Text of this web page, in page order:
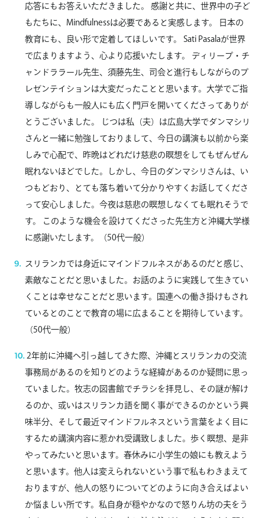
応答にもお答えいただきました。 感謝と共に、世界中の子ど
もたちに、Mindfulnessは必要であると実感します。 日本の
教育にも、良い形で定着してほしいです。 Sati Pasalaが世界
で広まりますよう、心より応援いたします。 ディリープ・チ
ャンドララール先生、須藤先生、司会と進行もしながらのプ
レゼンテイションは大変だったことと思います。大学でご指
導しながらも一般人にも広く門戸を開いてくださってありが
とうございました。 じつは私（夫）は広島大学でダンマシリ
さんと一緒に勉強しておりまして、今日の講演も以前から楽
しみで心配で、昨晩はどれだけ慈悲の瞑想をしてもぜんぜん
眠れないほどでした。しかし、今日のダンマシリさんは、い
つもどおり、とても落ち着いて分かりやすくお話してくださ
って安心しました。今夜は慈悲の瞑想しなくても眠れそうで
す。 このような機会を設けてくださった先生方と沖縄大学様
に感謝いたします。（50代一般）
スリランカでは身近にマインドフルネスがあるのだと感じ、
素敵なことだと思いました。お話のように実践して生きてい
くことは幸せなことだと思います。国連への働き掛けもされ
ているとのことで教育の場に広まることを期待しています。
（50代一般）
2年前に沖縄へ引っ越してきた際、沖縄とスリランカの交流
事務局があるのを知りどのような経緯があるのか疑問に思っ
ていました。牧志の図書館でチラシを拝見し、その謎が解け
るのか、或いはスリランカ語を聞く事ができるのかという興
味半分、そして最近マインドフルネスという言葉をよく目に
するため講演内容に惹かれ受講致しました。歩く瞑想、是非
やってみたいと思います。春休みに小学生の娘にも教えよう
と思います。他人は変えられないという事で私もわきまえて
おりますが、他人の怒りについてどのように向き合えばよい
か悩ましい所です。私自身が穏やかなので怒りん坊の夫をう